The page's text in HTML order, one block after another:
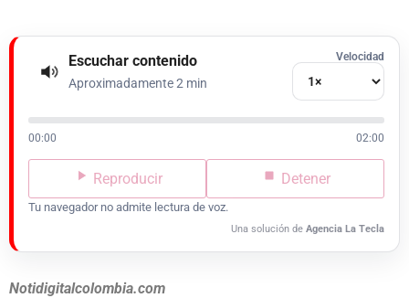
Escuchar contenido
Aproximadamente 2 min
Velocidad
00:00 02:00
Reproducir Detener
Tu navegador no admite lectura de voz.
Una solución de Agencia La Tecla
Notidigitalcolombia.com